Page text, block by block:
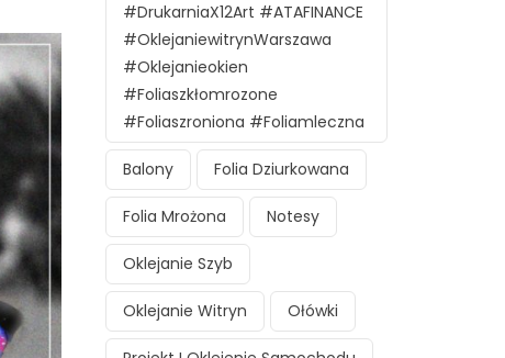
#DrukarniaX12Art #ATAFINANCE
#oklejaniewitrynWarszawa
#oklejanieokien
#foliaszkłomrozone
#foliaszroniona #foliamleczna
Balony Folia Dziurkowana
Folia Mrożona Notesy
Oklejanie Szyb
Oklejanie Witryn Ołówki